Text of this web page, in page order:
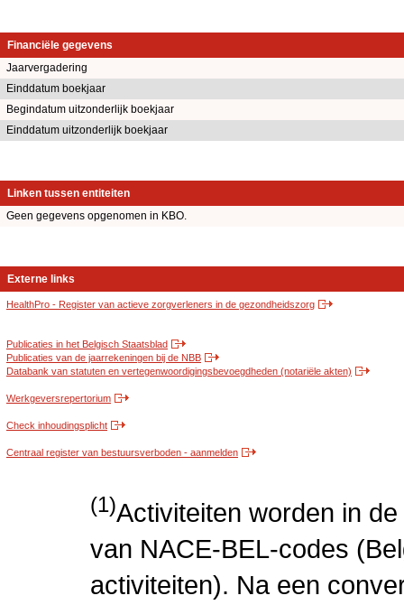
Financiële gegevens
Jaarvergadering
Einddatum boekjaar
Begindatum uitzonderlijk boekjaar
Einddatum uitzonderlijk boekjaar
Linken tussen entiteiten
Geen gegevens opgenomen in KBO.
Externe links
HealthPro - Register van actieve zorgverleners in de gezondheidszorg
Publicaties in het Belgisch Staatsblad
Publicaties van de jaarrekeningen bij de NBB
Databank van statuten en vertegenwoordigingsbevoegdheden (notariële akten)
Werkgeversrepertorium
Check inhoudingsplicht
Centraal register van bestuursverboden - aanmelden
(1)Activiteiten worden in
van NACE-BEL-codes
activiteiten). Na een